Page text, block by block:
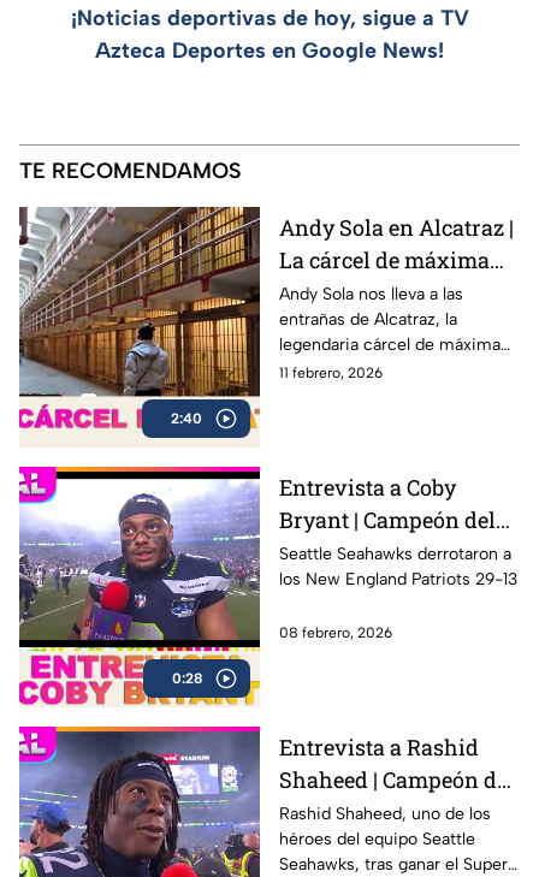
¡Noticias deportivas de hoy, sigue a TV
Azteca Deportes en Google News!
TE RECOMENDAMOS
2:40
Andy Sola en Alcatraz |
La cárcel de máxima
seguridad que encerró
a Al Capone | Sola al
Super Bowl
Andy Sola nos lleva a las
entrañas de Alcatraz, la
legendaria cárcel de máxima
seguridad ubicada en San
11 febrero, 2026
0:28
Entrevista a Coby
Bryant | Campeón del
Super Bowl LX con los
Seahawks
Seattle Seahawks derrotaron a
los New England Patriots 29-13
08 febrero, 2026
Entrevista a Rashid
Shaheed | Campeón del
Super Bowl LX con los
Seahawks
Rashid Shaheed, uno de los
héroes del equipo Seattle
Seahawks, tras ganar el Super